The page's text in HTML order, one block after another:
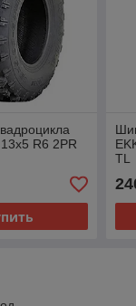
R6 2PR
TL